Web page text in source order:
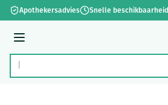
Ga naar de inhoud
Apothekersadvies Snelle beschikbaarheid
Menu
Product, merk, categorie...